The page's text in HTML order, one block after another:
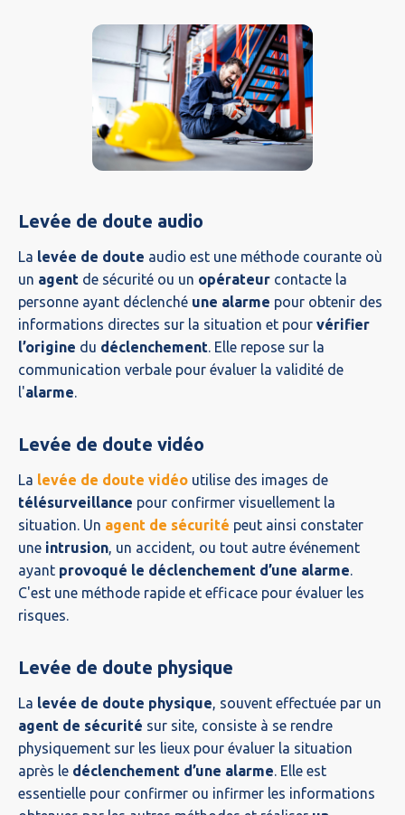
Levée de doute audio
La levée de doute audio est une méthode courante où
un agent de sécurité ou un opérateur contacte la
personne ayant déclenché une alarme pour obtenir des
informations directes sur la situation et pour vérifier
l’origine du déclenchement . Elle repose sur la
communication verbale pour évaluer la validité de
l'alarme
Levée de doute vidéo
La levée de doute vidéo utilise des images de
télésurveillance pour confirmer visuellement la
situation. Un agent de sécurité peut ainsi constater
une intrusion , un accident, ou tout autre événement
ayant provoqué le déclenchement d’une alarme
C'est une méthode rapide et efficace pour évaluer les
risques.
Levée de doute physique
La levée de doute physique , souvent effectuée par un
agent de sécurité sur site, consiste à se rendre
physiquement sur les lieux pour évaluer la situation
après le déclenchement d’une alarme . Elle est
essentielle pour confirmer ou infirmer les informations